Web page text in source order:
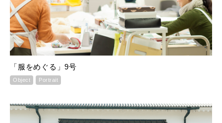
「服をめぐる」9号
Object Portrait